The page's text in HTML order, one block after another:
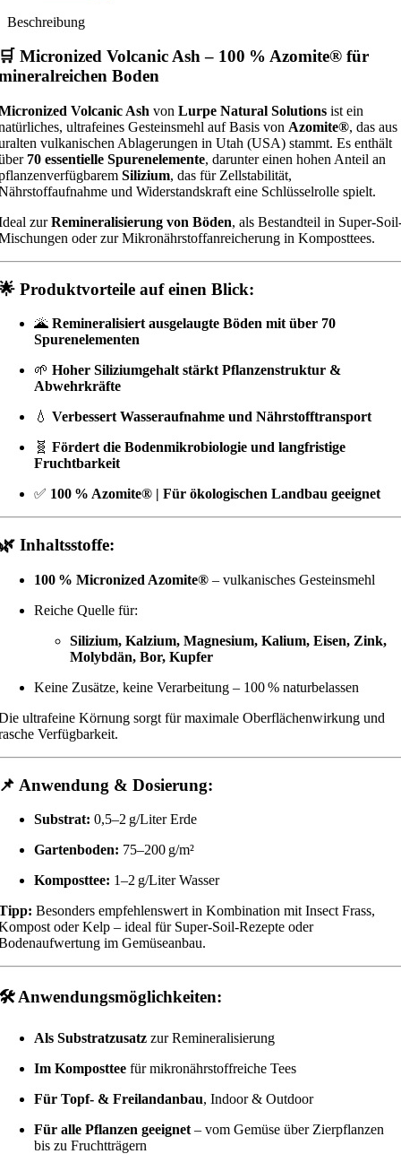
Beschreibung
Micronized Volcanic Ash – 100 % Azomite® für
Boden
Volcanic Ash von Lurpe Natural Solutions ist ein
ultrafeines Gesteinsmehl auf Basis von Azomite®, das aus
vulkanischen Ablagerungen in Utah (USA) stammt. Es enthält
70 essentielle Spurenelemente, darunter einen hohen Anteil an
Silizium, das für Zellstabilität,
und Widerstandskraft eine Schlüsselrolle spielt.
zurRemineralisierung von Böden, als Bestandteil in Super-
oder zur Mikronährstoffanreicherung in Komposttees.
Produktvorteile auf einen Blick:
🌋 Remineralisiert ausgelaugte Böden mit über 70
Spurenelementen
🌱 Hoher Siliziumgehalt stärkt Pflanzenstruktur &
Abwehrkräfte
💧 Verbessert Wasseraufnahme und Nährstofftransport
🧬 Fördert die Bodenmikrobiologie und langfristige
Fruchtbarkeit
✅ 100 % Azomite® | Für ökologischen Landbau geeignet
Inhaltsstoffe:
100 % Micronized Azomite® – vulkanisches Gesteinsmehl
Reiche Quelle für:
Silizium, Kalzium, Magnesium, Kalium, Eisen, Zink,
Molybdän, Bor, Kupfer
Keine Zusätze, keine Verarbeitung – 100 % naturbelassen
ultrafeine Körnung sorgt für maximale Oberflächenwirkung und
Verfügbarkeit.
Anwendung & Dosierung:
Substrat: 0,5–2 g/Liter Erde
Gartenboden: 75–200 g/m²
Komposttee: 1–2 g/Liter Wasser
Besonders empfehlenswert in Kombination mit Insect Frass,
oder Kelp – ideal für Super-Soil-Rezepte oder
im Gemüseanbau.
Anwendungsmöglichkeiten:
Als Substratzusatz zur Remineralisierung
Im Komposttee für mikronährstoffreiche Tees
Für Topf- & Freilandanbau, Indoor & Outdoor
Für alle Pflanzen geeignet – vom Gemüse über Zierpflanzen
bis zu Fruchtträgern